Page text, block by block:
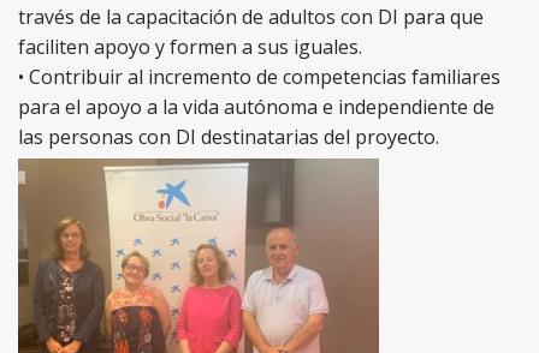
través de la capacitación de adultos con DI para que
faciliten apoyo y formen a sus iguales.
• Contribuir al incremento de competencias familiares
para el apoyo a la vida autónoma e independiente de
las personas con DI destinatarias del proyecto.